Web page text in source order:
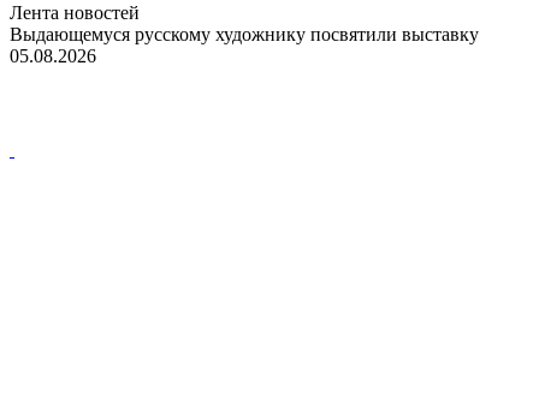
Лента новостей
Выдающемуся русскому художнику посвятили выставку
05.08.2026